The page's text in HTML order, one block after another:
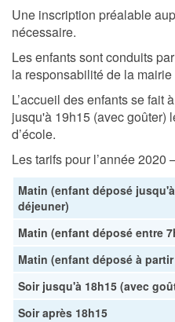
Une inscription préalable
nécessaire.
Les enfants sont conduits
la responsabilité de la mairie
L’accueil des enfants se fait
jusqu'à 19h15 (avec goûter)
d’école.
Les tarifs pour l’année 2020
Matin (enfant déposé
déjeuner)
Matin (enfant déposé entre
Matin (enfant déposé à
Soir jusqu'à 18h15 (avec
Soir après 18h15